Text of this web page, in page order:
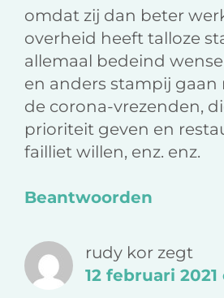
omdat zij dan beter
overheid heeft talloze
allemaal bedeind
en anders stampij gaan
de corona-vrezenden,
prioriteit geven en
failliet willen, enz. enz.
Beantwoorden
rudy kor zegt
12 februari 2021